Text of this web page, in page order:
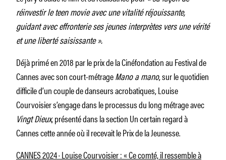
réinvestir le teen movie avec une vitalité réjouissante,
guidant avec effronterie ses jeunes interprètes vers une vérité
et une liberté saisissante ».
Déjà primé en 2018 par le prix de la Cinéfondation au Festival de
Cannes avec son court-métrageMano a mano, sur le quotidien
difficile d’un couple de danseurs acrobatiques, Louise
Courvoisier s’engage dans le processus du long métrage avec
Vingt Dieux, présenté dans la section Un certain regard à
Cannes cette année où il recevait le Prix de la Jeunesse.
CANNES 2024 · Louise Courvoisier : « Ce comté, il ressemble à